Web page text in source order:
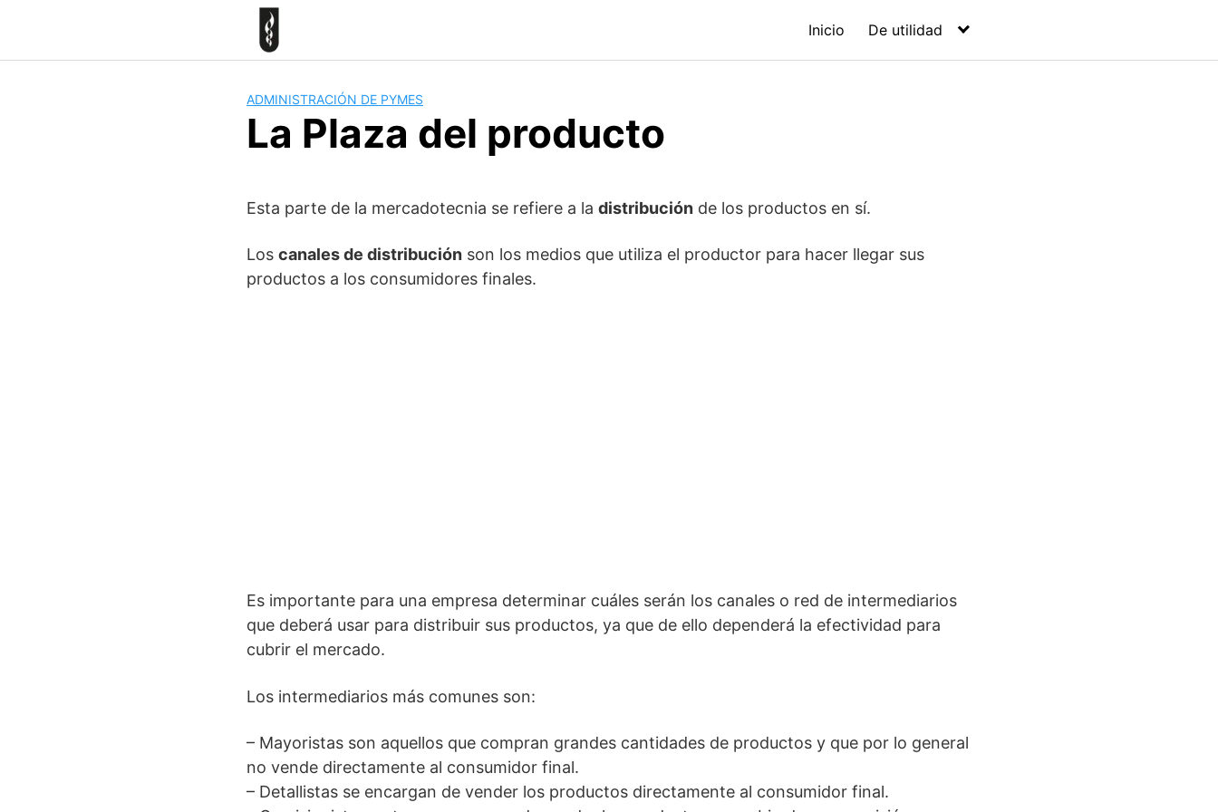
Inicio De utilidad
ADMINISTRACIÓN DE PYMES
La Plaza del producto
Esta parte de la mercadotecnia se refiere a la distribución de los productos en sí.
Los canales de distribución son los medios que utiliza el productor para hacer llegar sus
productos a los consumidores finales.
Es importante para una empresa determinar cuáles serán los canales o red de intermediarios
que deberá usar para distribuir sus productos, ya que de ello dependerá la efectividad para
cubrir el mercado.
Los intermediarios más comunes son:
– Mayoristas son aquellos que compran grandes cantidades de productos y que por lo general
no vende directamente al consumidor final.
– Detallistas se encargan de vender los productos directamente al consumidor final.